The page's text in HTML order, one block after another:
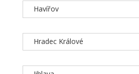
Havířov
Hradec Králové